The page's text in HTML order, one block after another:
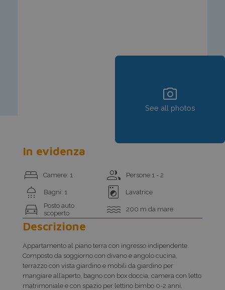
photo_camera
See all photos
In evidenza
bed Camere: 1 group Persone:1 - 2
shower Bagni: 1 local_laundry_service Lavatrice
directions_car
Posto auto
scoperto
water 200 m da mare
Descrizione
Appartamento al piano terra con ingresso indipendente.
Composto da soggiorno con divano e angolo cucina,
terrazzo con vista giardino e mobili da giardino per
mangiare all’aperto, bagno con box doccia, camera con letto
matrimoniale e con spazio per lettino bimbo 0-2 anni.